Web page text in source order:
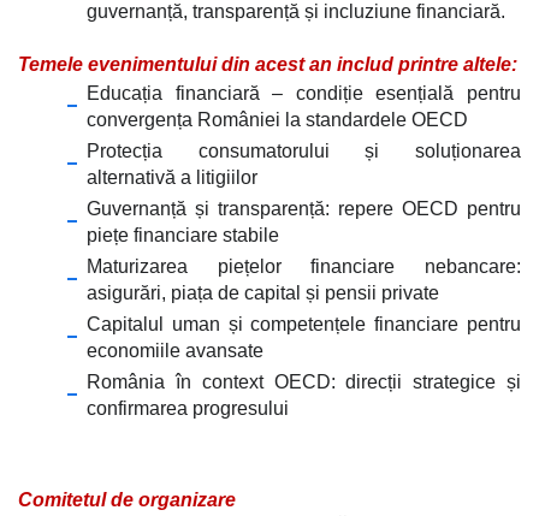
guvernanță, transparență și incluziune financiară.
Temele evenimentului din acest an includ printre altele:
Educația financiară – condiție esențială pentru
convergența României la standardele OECD
Protecția consumatorului și soluționarea
alternativă a litigiilor
Guvernanță și transparență: repere OECD pentru
piețe financiare stabile
Maturizarea piețelor financiare nebancare:
asigurări, piața de capital și pensii private
Capitalul uman și competențele financiare pentru
economiile avansate
România în context OECD: direcții strategice și
confirmarea progresului
Comitetul de organizare